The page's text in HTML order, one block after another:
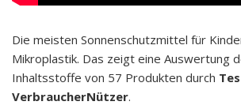
Die meisten Sonnenschutzmittel für
Mikroplastik. Das zeigt eine Auswertung
Inhaltsstoffe von 57 Produkten durch
VerbraucherNützer.